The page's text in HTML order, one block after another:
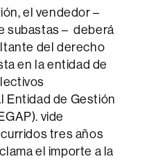
el vendedor –
subastas – deberá
del derecho
en la entidad de
Entidad de Gestión
vide
tres años
el importe a la